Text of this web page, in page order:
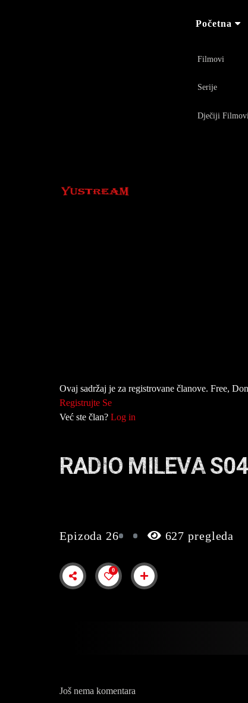
Početna
Filmovi
Serije
Dječiji Filmovi
Ovaj sadržaj je za registrovane članove. Free,
Registrujte Se
Već ste član? Log in
RADIO MILEVA
Epizoda 26 627 pregleda
0
Još nema komentara